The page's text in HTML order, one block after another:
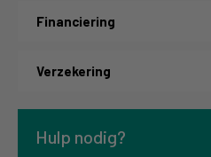
Financiering
Verzekering
Hulp nodig?